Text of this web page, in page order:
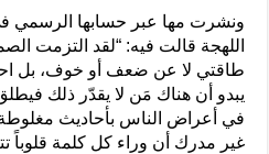
ونشرت مها عبر حسابها الرسمي
اللهجة قالت فيه: “لقد التزمت
طاقتي لا عن ضعف أو خوف، بل
يبدو أن هناك مَن لا يقدّر ذلك
في أعراض الناس بأحاديث مغلوطة
غير مدرك أن وراء كل كلمة قلوباً